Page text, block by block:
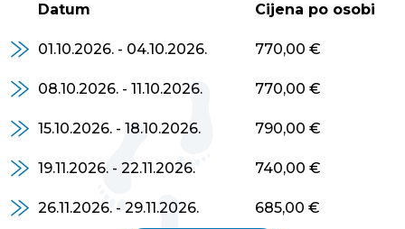
Datum Cijena po osobi
01.10.2026. - 04.10.2026. 770,00 €
08.10.2026. - 11.10.2026. 770,00 €
15.10.2026. - 18.10.2026. 790,00 €
19.11.2026. - 22.11.2026. 740,00 €
26.11.2026. - 29.11.2026. 685,00 €